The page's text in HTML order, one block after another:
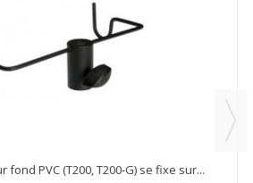
fond PVC (T200, T200-G) se fixe sur...